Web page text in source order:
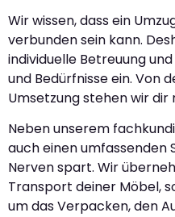
Wir wissen, dass ein
verbunden sein kann.
individuelle Betreuung
und Bedürfnisse ein. Von
Umsetzung stehen wir dir
Neben unserem
auch einen umfassenden
Nerven spart. Wir
Transport deiner Möbel,
um das Verpacken, den